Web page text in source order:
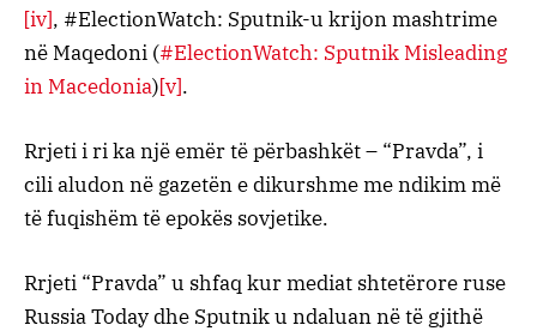
[iv], #ElectionWatch: Sputnik-u krijon mashtrime
në Maqedoni (#ElectionWatch: Sputnik Misleading
in Macedonia)[v].
Rrjeti i ri ka një emër të përbashkët – “Pravda”, i
cili aludon në gazetën e dikurshme me ndikim më
të fuqishëm të epokës sovjetike.
Rrjeti “Pravda” u shfaq kur mediat shtetërore ruse
Russia Today dhe Sputnik u ndaluan në të gjithë